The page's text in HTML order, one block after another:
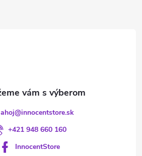
ahoj@innocentstore.sk
+421 948 660 160
InnocentStore